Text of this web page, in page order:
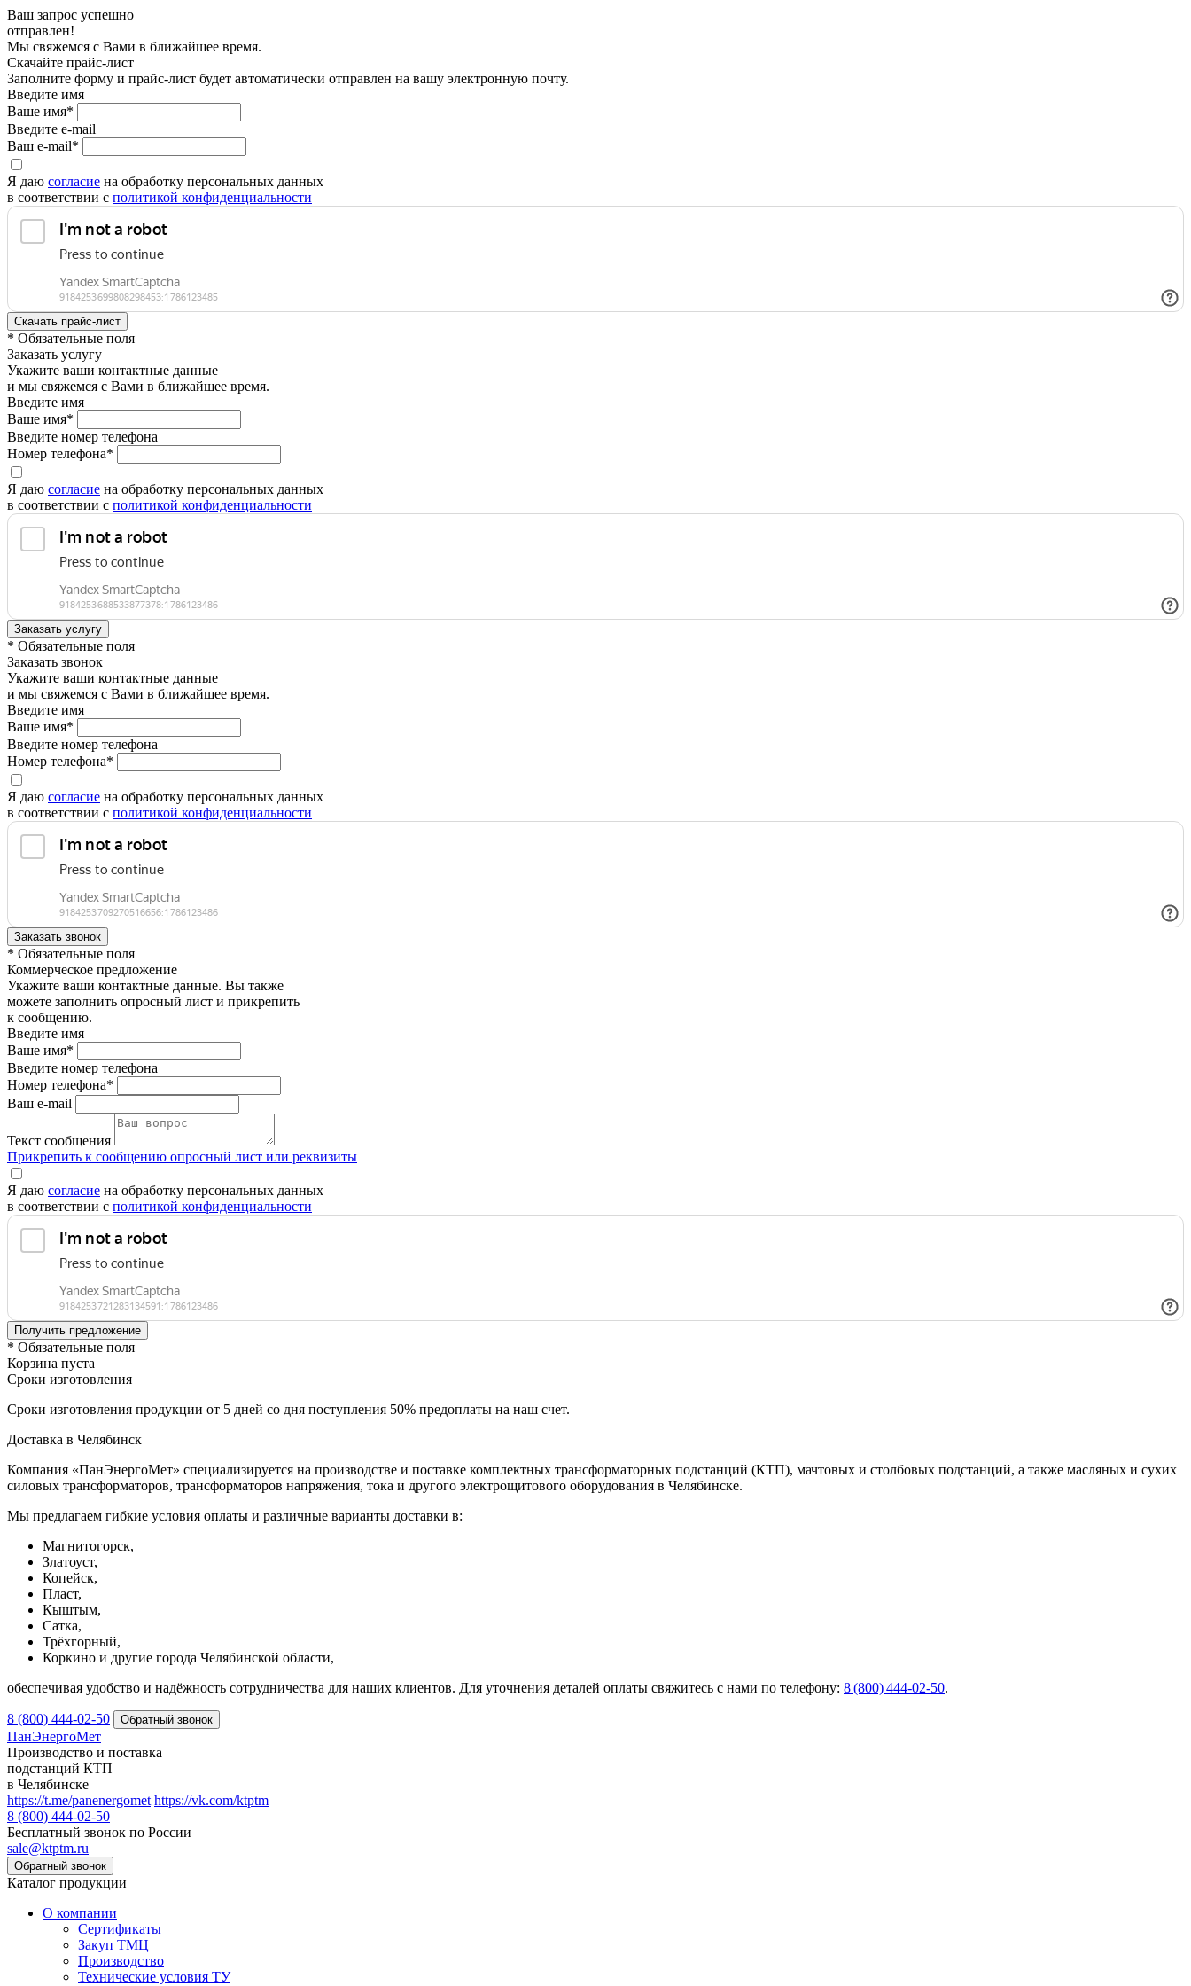
Ваш запрос успешно
отправлен!
Мы свяжемся с Вами в ближайшее время.
Скачайте прайс-лист
Заполните форму и прайс-лист будет автоматически отправлен на вашу электронную почту.
Введите имя
Ваше имя*
Введите e-mail
Ваш e-mail*
Я даю согласие на обработку персональных данных
в соответствии с политикой конфиденциальности
* Обязательные поля
Заказать услугу
Укажите ваши контактные данные
и мы свяжемся с Вами в ближайшее время.
Введите имя
Ваше имя*
Введите номер телефона
Номер телефона*
Я даю согласие на обработку персональных данных
в соответствии с политикой конфиденциальности
* Обязательные поля
Заказать звонок
Укажите ваши контактные данные
и мы свяжемся с Вами в ближайшее время.
Введите имя
Ваше имя*
Введите номер телефона
Номер телефона*
Я даю согласие на обработку персональных данных
в соответствии с политикой конфиденциальности
* Обязательные поля
Коммерческое предложение
Укажите ваши контактные данные. Вы также
можете заполнить опросный лист и прикрепить
к сообщению.
Введите имя
Ваше имя*
Введите номер телефона
Номер телефона*
Ваш e-mail
Текст сообщения
Прикрепить к сообщению опросный лист или реквизиты
Я даю согласие на обработку персональных данных
в соответствии с политикой конфиденциальности
* Обязательные поля
Корзина пуста
Сроки изготовления
Сроки изготовления продукции от 5 дней со дня поступления 50% предоплаты на наш счет.
Доставка в Челябинск
Компания «ПанЭнергоМет» специализируется на производстве и поставке комплектных трансформаторных подстанций (КТП), мачтовых и столбовых подстанций, а также масляных и сухих
силовых трансформаторов, трансформаторов напряжения, тока и другого электрощитового оборудования в Челябинске.
Мы предлагаем гибкие условия оплаты и различные варианты доставки в:
Магнитогорск,
Златоуст,
Копейск,
Пласт,
Кыштым,
Сатка,
Трёхгорный,
Коркино и другие города Челябинской области,
обеспечивая удобство и надёжность сотрудничества для наших клиентов. Для уточнения деталей оплаты свяжитесь с нами по телефону: 8 (800) 444‑02‑50.
8 (800) 444-02-50
ПанЭнергоМет
Производство и поставка
подстанций КТП
в Челябинске
https://t.me/panenergomet https://vk.com/ktptm
8 (800) 444-02-50
Бесплатный звонок по России
sale@ktptm.ru
Каталог продукции
О компании
Сертификаты
Закуп ТМЦ
Производство
Технические условия ТУ